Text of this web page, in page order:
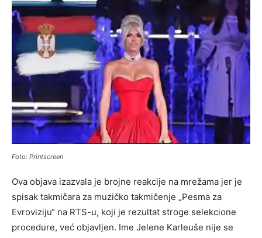
Foto: Printscreen
Ova objava izazvala je brojne reakcije na mrežama jer je
spisak takmičara za muzičko takmičenje „Pesma za
Evroviziju“ na RTS-u, koji je rezultat stroge selekcione
procedure, već objavljen. Ime Jelene Karleuše nije se